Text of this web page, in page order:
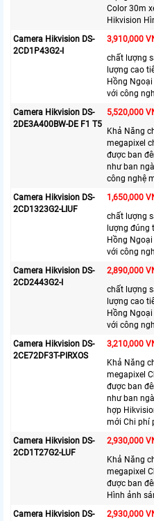
Color 30m
Hikvision
Camera Hikvision DS-
2CD1P43G2-I
3,910,000
chất lượng
lượng cao
Hồng
với công
Camera Hikvision DS-
2DE3A400BW-DE F1 T5
5,520,000
Khả Năng
megapixel
được ban
như ban
công nghệ
Camera Hikvision DS-
2CD1323G2-LIUF
1,650,000
chất lượng
lượng đúng
Hồng
với công
Camera Hikvision DS-
2CD2443G2-I
2,890,000
chất lượng
lượng cao
Hồng
với công
Camera Hikvision DS-
2CE72DF3T-PIRXOS
3,210,000
Khả Năng
megapixel
được ban
như ban
hợp
mới Chi phí
Camera Hikvision DS-
2CD1T27G2-LUF
2,930,000
Khả Năng
megapixel
được ban
Hình ảnh
Camera Hikvision DS-
2,930,000